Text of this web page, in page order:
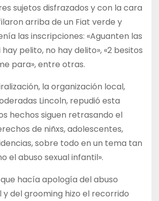
sujetos disfrazados y con la cara
arriba de un Fiat verde y
las inscripciones: «Aguanten las
hay pelito, no hay delito», «2 besitos
para», entre otras.
la organización local,
Lincoln, repudió esta
hechos siguen retrasando el
de niñxs, adolescentes,
sobre todo en un tema tan
el abuso sexual infantil».
hacía apología del abuso
y del grooming hizo el recorrido